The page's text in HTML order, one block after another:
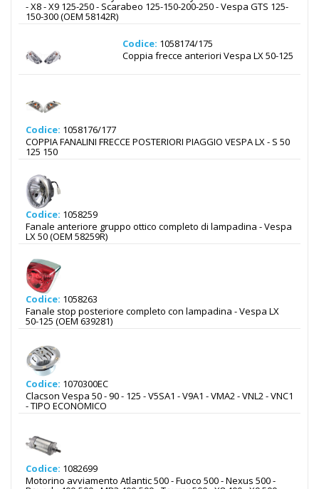
- X8 - X9 125-250 - Scarabeo 125-150-200-250 - Vespa GTS 125-
150-300 (OEM 58142R)
Codice: 1058174/175
Coppia frecce anteriori Vespa LX 50-125
Codice: 1058176/177
COPPIA FANALINI FRECCE POSTERIORI PIAGGIO VESPA LX - S 50
125 150
Codice: 1058259
Fanale anteriore gruppo ottico completo di lampadina - Vespa
LX 50 (OEM 58259R)
Codice: 1058263
Fanale stop posteriore completo con lampadina - Vespa LX
50-125 (OEM 639281)
Codice: 1070300EC
Clacson Vespa 50 - 90 - 125 - V5SA1 - V9A1 - VMA2 - VNL2 - VNC1
- TIPO ECONOMICO
Codice: 1082699
Motorino avviamento Atlantic 500 - Fuoco 500 - Nexus 500 -